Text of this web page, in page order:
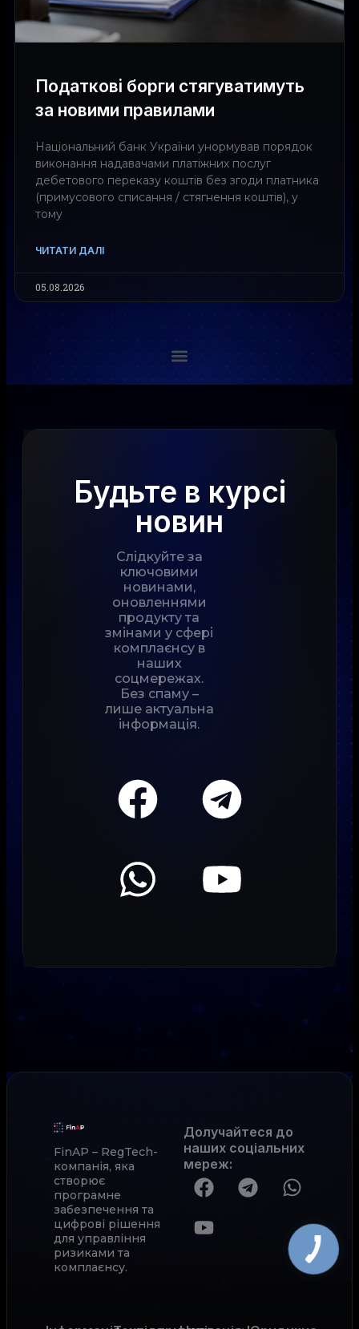
Податкові борги стягуватимуть
за новими правилами
Національний банк України унормував порядок
виконання надавачами платіжних послуг
дебетового переказу коштів без згоди платника
(примусового списання / стягнення коштів), у
тому
ЧИТАТИ ДАЛІ
05.08.2026
Будьте в курсі
новин
Слідкуйте за
ключовими
новинами,
оновленнями
продукту та
змінами у сфері
комплаєнсу в
наших
соцмережах.
Без спаму –
лише актуальна
інформація.
FinAP – RegTech-
компанія, яка
створює
програмне
забезпечення та
цифрові рішення
для управління
ризиками та
комплаєнсу.
Долучайтеся до
наших соціальних
мереж: